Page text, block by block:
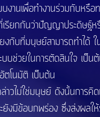
านเพื่อทำงานร่วมกับหรื
เรียกกันว่าปัญญาประดิษ
กับที่มนุษย์สามารถทำได้
ช่วยในการตัดสินใจ เป็
ตโนมัติ เป็นต้น
ช่มนุษย์ ดังนั้นการคิดแล
ยังมีข้อบกพร่อง ซึ่งส่งผล